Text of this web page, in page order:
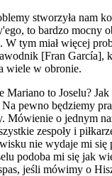
stworzyła nam
to bardzo mocny
W tym miał więcej
[Fran García],
wiele w obronie.
Mariano to Joselu? Jak
pewno będziemy
Mówienie o jednym
zespoły i
nie wydaje mi się
podoba mi się jak
jeśli mówimy o